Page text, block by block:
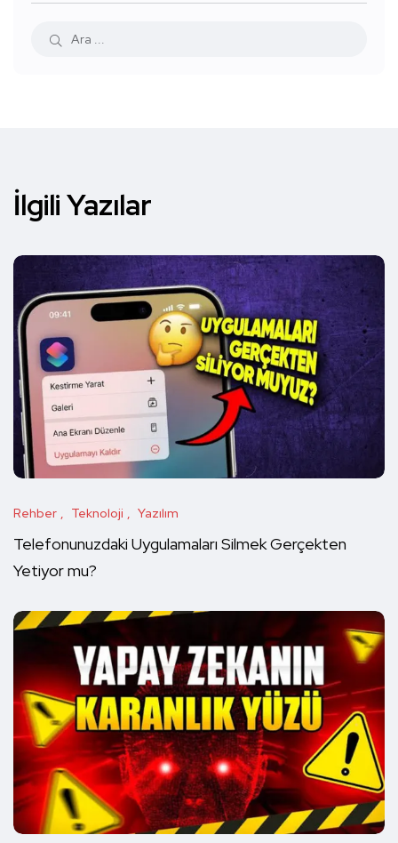
İlgili Yazılar
Rehber Teknoloji Yazılım
Telefonunuzdaki Uygulamaları Silmek Gerçekten
Yetiyor mu?